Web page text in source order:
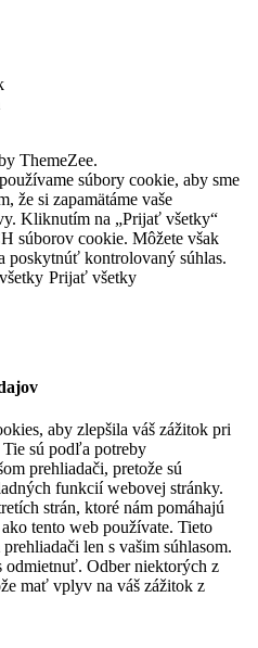
ThemeZee.
súbory cookie, aby sme
že si zapamätáme vaše
Kliknutím na „Prijať všetky“
súborov cookie. Môžete však
poskytnúť kontrolovaný súhlas.
Prijať všetky
aby zlepšila váš zážitok pri
sú podľa potreby
prehliadači, pretože sú
funkcií webovej stránky.
strán, ktoré nám pomáhajú
tento web používate. Tieto
len s vašim súhlasom.
odmietnuť. Odber niektorých z
mať vplyv na váš zážitok z